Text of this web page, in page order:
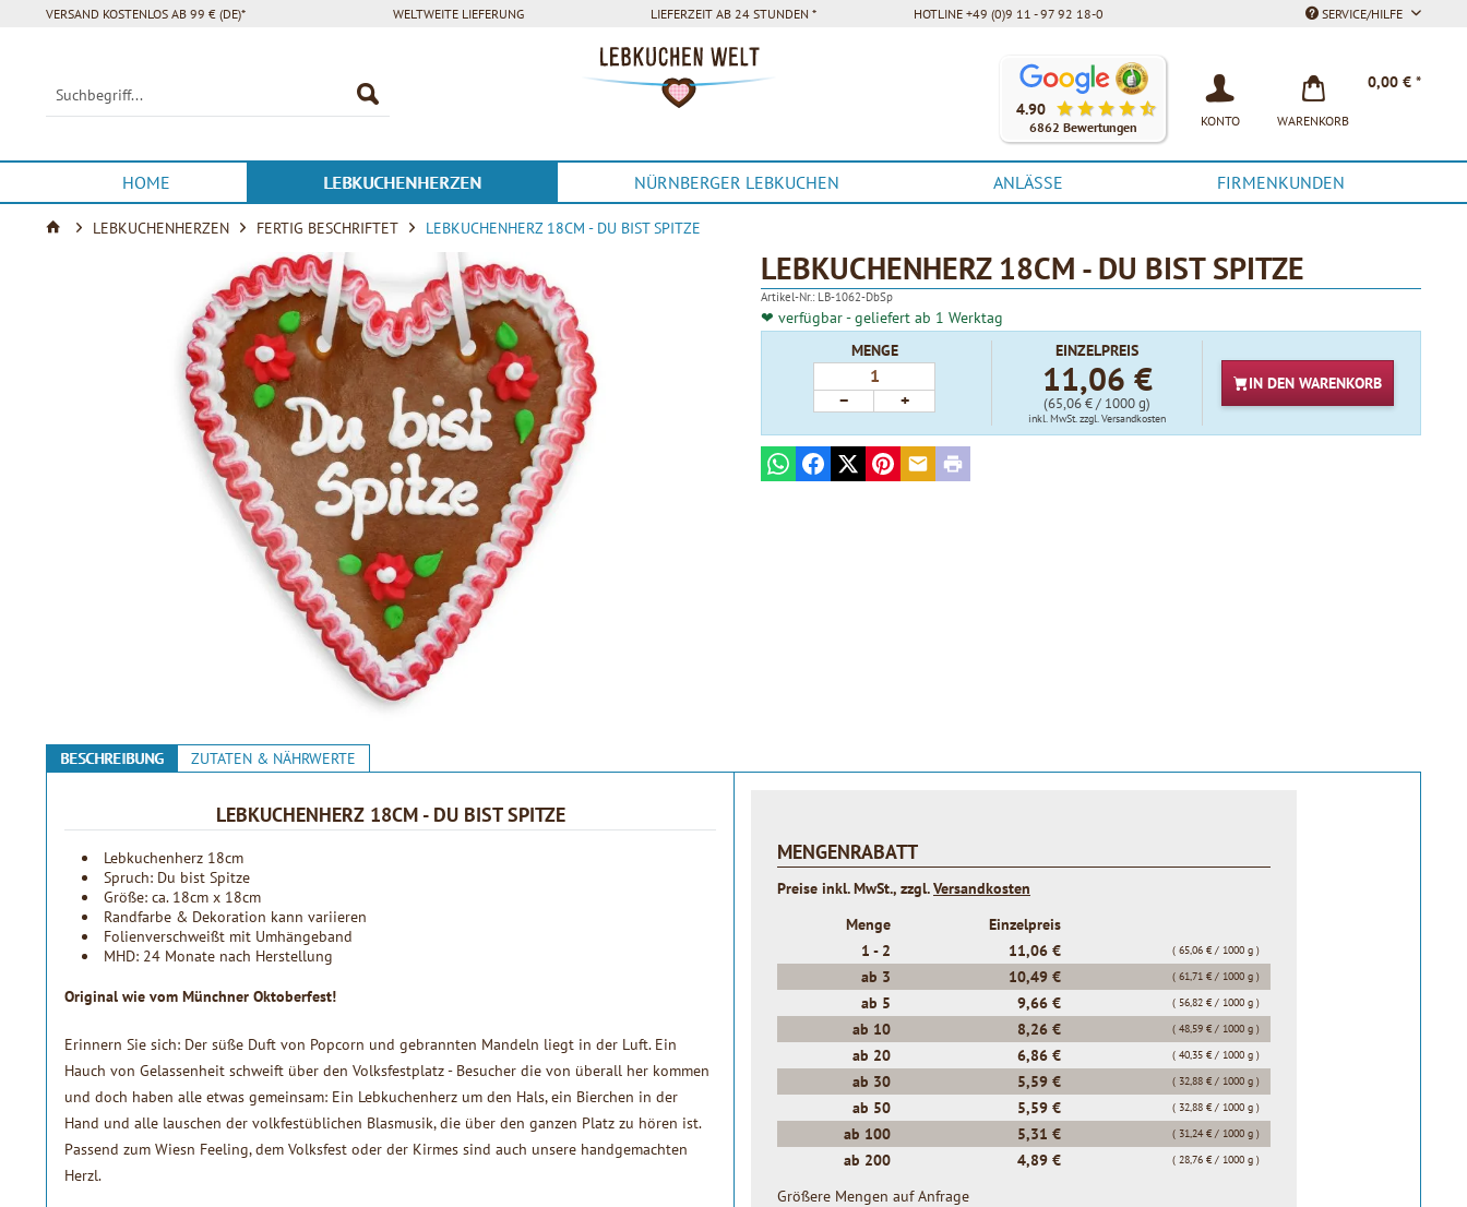
VERSAND KOSTENLOS AB 99 € (DE)* WELTWEITE LIEFERUNG LIEFERZEIT AB 24 STUNDEN * HOTLINE +49 (0)9 11 - 97 92 18-0 SERVICE/HILFE
Unsere Kunden bewerten unsere Produkte und unseren Service
4.90
6862 Bewertungen KONTO WARENKORB
0,00 € *
HOME LEBKUCHENHERZEN NÜRNBERGER LEBKUCHEN ANLÄSSE FIRMENKUNDEN
LEBKUCHENHERZEN FERTIG BESCHRIFTET LEBKUCHENHERZ 18CM - DU BIST SPITZE
LEBKUCHENHERZ 18CM - DU BIST SPITZE
Artikel-Nr.: LB-1062-DbSp
❤ verfügbar - geliefert ab 1 Werktag
MENGE
− +
EINZELPREIS
11,06 €
(65,06 € / 1000 g)
inkl. MwSt.zzgl. Versandkosten
IN DEN WARENKORB
WhatsAppFacebook
X PinterestE-mailPrint
BESCHREIBUNG ZUTATEN & NÄHRWERTE
LEBKUCHENHERZ 18CM - DU BIST SPITZE
Lebkuchenherz 18cm
Spruch: Du bist Spitze
Größe: ca. 18cm x 18cm
Randfarbe & Dekoration kann variieren
Folienverschweißt mit Umhängeband
MHD: 24 Monate nach Herstellung
Original wie vom Münchner Oktoberfest!
Erinnern Sie sich: Der süße Duft von Popcorn und gebrannten Mandeln liegt in der Luft. Ein
Hauch von Gelassenheit schweift über den Volksfestplatz - Besucher die von überall her kommen
und doch haben alle etwas gemeinsam: Ein Lebkuchenherz um den Hals, ein Bierchen in der
Hand und alle lauschen der volkfestüblichen Blasmusik, die über den ganzen Platz zu hören ist.
Passend zum Wiesn Feeling, dem Volksfest oder der Kirmes sind auch unsere handgemachten
Herzl.
MENGENRABATT
Preise inkl. MwSt., zzgl.Versandkosten
Menge
Einzelpreis
1 - 2 11,06 € ( 65,06 € / 1000 g )
ab 3 10,49 € ( 61,71 € / 1000 g )
ab 5 9,66 € ( 56,82 € / 1000 g )
ab 10 8,26 € ( 48,59 € / 1000 g )
ab 20 6,86 € ( 40,35 € / 1000 g )
ab 30 5,59 € ( 32,88 € / 1000 g )
ab 50 5,59 € ( 32,88 € / 1000 g )
ab 100 5,31 € ( 31,24 € / 1000 g )
ab 200 4,89 € ( 28,76 € / 1000 g )
Größere Mengen auf Anfrage